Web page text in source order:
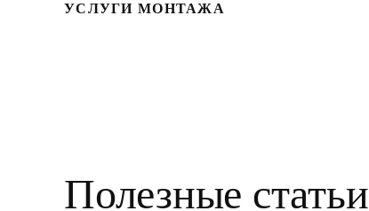
УСЛУГИ МОНТАЖА
Полезные статьи